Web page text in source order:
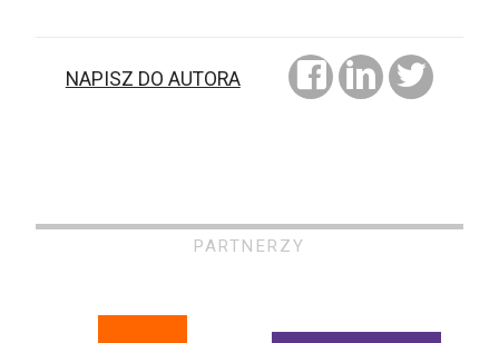
NAPISZ DO AUTORA
PARTNERZY